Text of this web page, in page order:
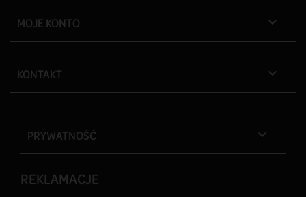
MOJE KONTO 
KONTAKT 
PRYWATNOŚĆ 
REKLAMACJE